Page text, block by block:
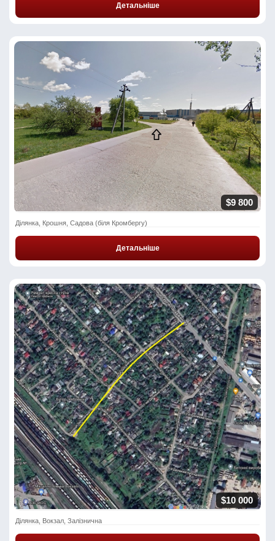
Детальніше
$9 800
Ділянка, Крошня, Садова (біля Кромбергу)
Детальніше
$10 000
Ділянка, Вокзал, Залізнична